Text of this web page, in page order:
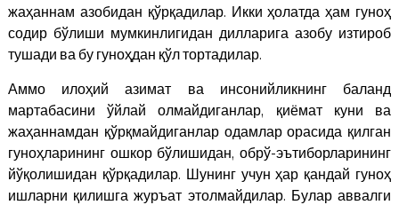
жаҳаннам азобидан қўрқадилар. Икки ҳолатда ҳам гуноҳ
содир бўлиши мумкинлигидан дилларига азобу изтироб
тушади ва бу гуноҳдан қўл тортадилар.
Аммо илоҳий азимат ва инсонийликнинг баланд
мартабасини ўйлай олмайдиганлар, қиёмат куни ва
жаҳаннамдан қўрқмайдиганлар одамлар орасида қилган
гуноҳларининг ошкор бўлишидан, обрў-эътиборларининг
йўқолишидан қўрқадилар. Шунинг учун ҳар қандай гуноҳ
ишларни қилишга журъат этолмайдилар. Булар аввалги